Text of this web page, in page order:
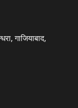
गाजियाबाद,